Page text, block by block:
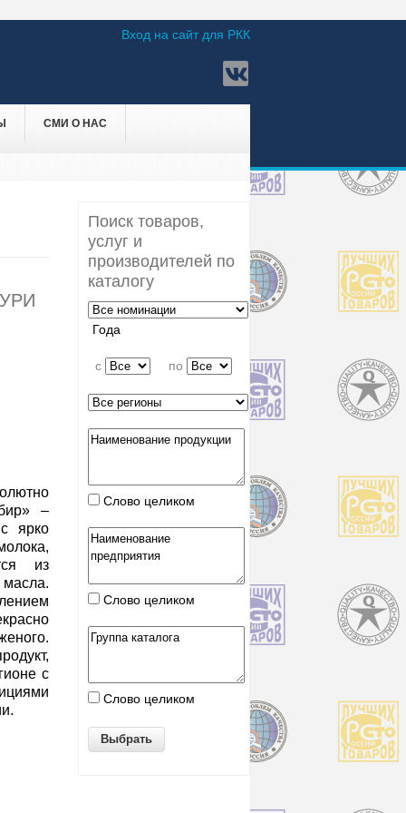
Вход на сайт для РКК
СМИ О НАС
–
ярко
из
с
Поиск товаров,
услуг и
производителей по
каталогу
Года
c по
Слово целиком
Слово целиком
Слово целиком